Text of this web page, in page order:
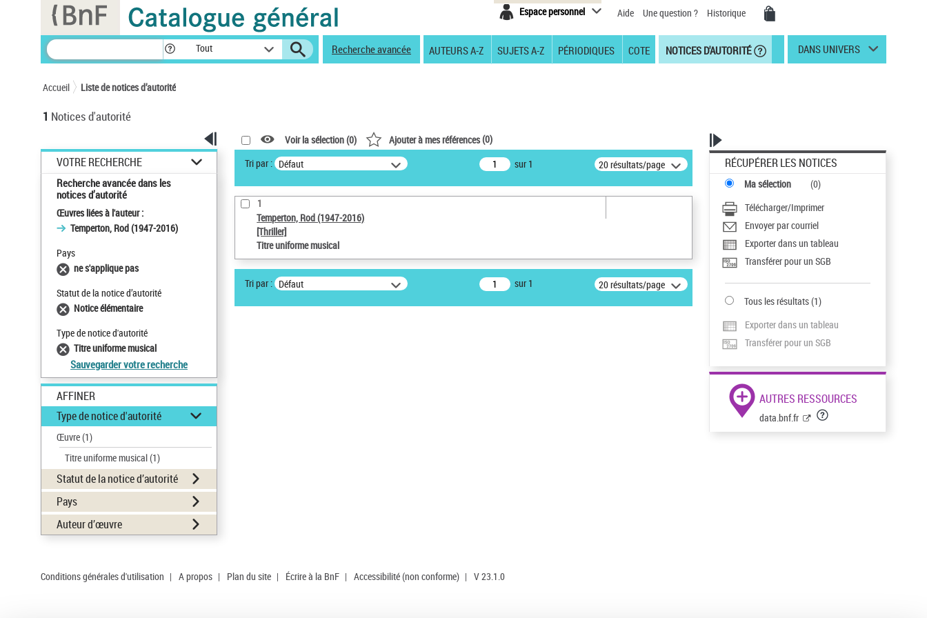
Espace personnel Aide Une question ? Historique
Tout Recherche avancée AUTEURS A-Z SUJETS A-Z PÉRIODIQUES COTE NOTICES D'AUTORITÉ DANS UNIVERS
Accueil Liste de notices d’autorité
1 Notices d'autorité
VOTRE RECHERCHE
Recherche avancée dans les
notices d’autorité
Œuvres liées à l'auteur :
Temperton, Rod (1947-2016)
Pays
ne s'applique pas
Statut de la notice d’autorité
Notice élémentaire
Type de notice d'autorité
Titre uniforme musical
Sauvegarder votre recherche
AFFINER
Type de notice d'autorité
Œuvre(1)
Titre uniforme musical(1)
Statut de la notice d’autorité
Pays
Auteur d’œuvre
Voir la sélection (0) Ajouter à mes références(0)
Tri par : Défaut sur 1 20 résultats/page
1
Temperton, Rod (1947-2016)
[Thriller]
Titre uniforme musical
Tri par : Défaut sur 1 20 résultats/page
RÉCUPÉRER LES NOTICES
Ma sélection (0)
Télécharger/Imprimer
Envoyer par courriel
Exporter dans un tableau
Transférer pour un SGB
Tous les résultats(1)
Exporter dans un tableau
Transférer pour un SGB
AUTRES RESSOURCES
data.bnf.fr
Conditions générales d'utilisation | A propos | Plan du site | Écrire à la BnF | Accessibilité (non conforme) | V 23.1.0
Panneau de gestion des cookies